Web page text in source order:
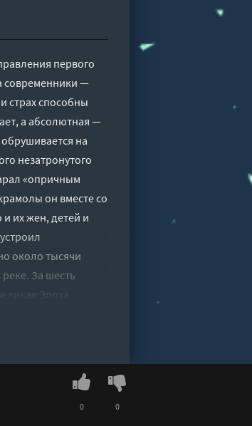
первого
современники —
страх способны
а абсолютная —
на
незатронутого
«опричным
он вместе со
их жен, детей и
около тысячи
За шесть
Эпоха
самодержец
встреч с
0 0